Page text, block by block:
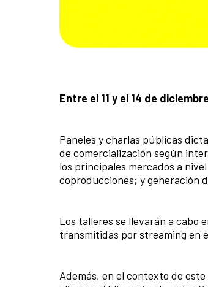
Entre el 11 y el 14 de
Paneles y charlas públicas
de comercialización según
los principales mercados a
coproducciones; y generación
Los talleres se llevarán a cabo
transmitidas por streaming en
Además, en el contexto de